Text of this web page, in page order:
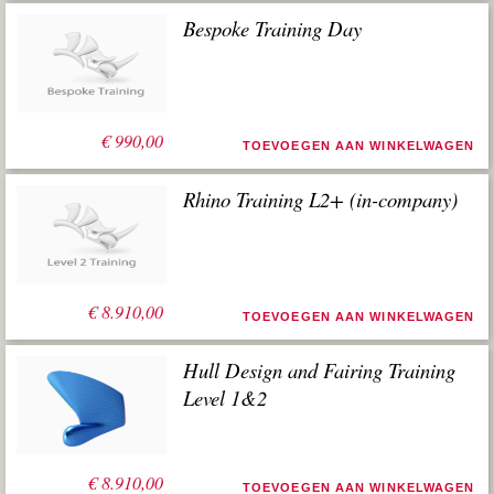
€990,00
Bespoke Training Day
TOEVOEGEN AAN WINKELWAGEN
€8.910,00
Rhino Training L2+ (in-company)
TOEVOEGEN AAN WINKELWAGEN
€8.910,00
Hull Design and Fairing Training
Level 1&2
TOEVOEGEN AAN WINKELWAGEN